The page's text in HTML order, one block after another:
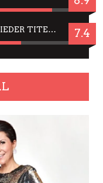
JING JING: IN-THAI RÄUMT WIEDER TITEL AB – EIN ZWEI-STUNDEN-ERLEBNISBERICHT 7.4